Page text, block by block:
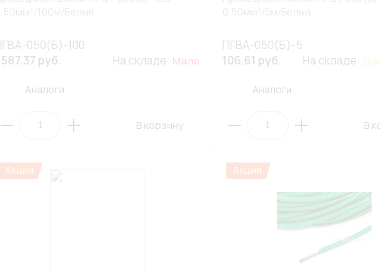
050(Б)-100
587.37 руб.
На складе: Мало
Аналоги
В корзину
ПГВА-050(Б)-5
106.61 руб.
На складе:
Аналоги
В